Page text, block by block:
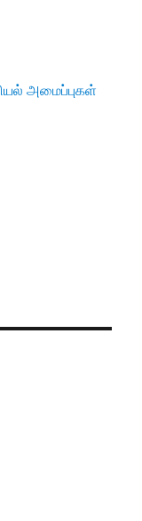
அமைப்புகள்